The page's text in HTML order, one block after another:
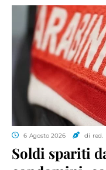
6 Agosto 2026 di red.
Soldi spariti